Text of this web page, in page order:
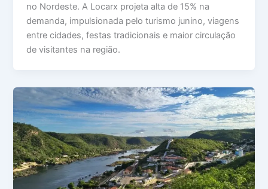
no Nordeste. A Locarx projeta alta de 15% na
demanda, impulsionada pelo turismo junino, viagens
entre cidades, festas tradicionais e maior circulação
de visitantes na região.